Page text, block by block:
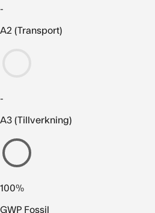
-
A2 (Transport)
-
A3 (Tillverkning)
100%
GWP Fossil